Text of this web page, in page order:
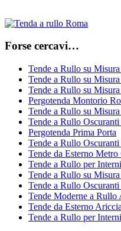
Forse cercavi…
Tende a Rullo su
Tende a Rullo su
Tende a Rullo su
Pergotenda Montorio
Tende a Rullo su
Tende a Rullo
Pergotenda Prima Porta
Tende a Rullo
Tende da Esterno
Tende a Rullo per
Tende a Rullo su
Tende a Rullo Oscuranti
Tende Moderne a
Tende da Esterno Ariccia
Tende a Rullo per